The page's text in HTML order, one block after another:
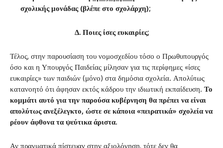
σχολικής μονάδας (βλέπε στο σχολάρχη);
Δ. Ποιες ίσες ευκαιρίες;
Τέλος, στην παρουσίαση του νομοσχεδίου τόσο ο Πρωθυπουργός
όσο και η Υπουργός Παιδείας μίλησαν για τις περίφημες «ίσες
ευκαιρίες» των παιδιών (μόνο) στα δημόσια σχολεία. Απολύτως
κατανοητό ότι άφησαν εκτός κάδρου την ιδιωτική εκπαίδευση. Το
κομμάτι αυτό για την παρούσα κυβέρνηση θα πρέπει να είναι
απολύτως ανεξέλεγκτο, ώστε σε κάποια «πειρατικά» σχολεία να
ρέουν άφθονα τα ψεύτικα άριστα.
Αν πραγματικά πίστευαν στην αξιολόγηση, τότε δεν θα